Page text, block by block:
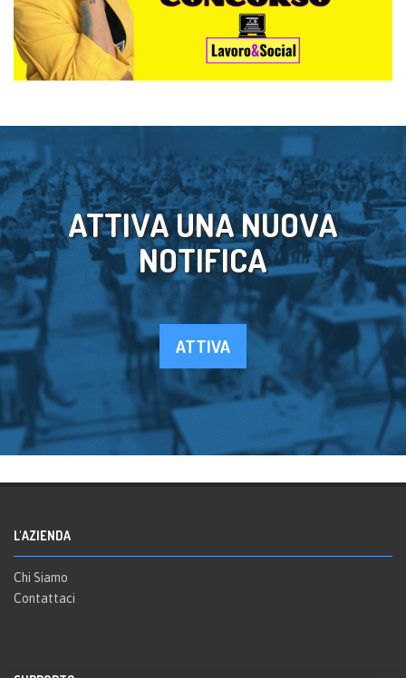
ATTIVA UNA NUOVA
NOTIFICA
ATTIVA
L'AZIENDA
Chi Siamo
Contattaci